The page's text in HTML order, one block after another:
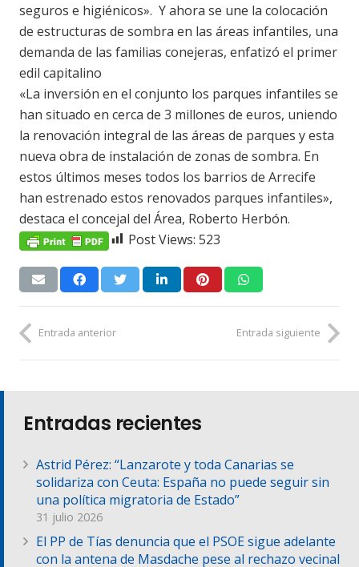
seguros e higiénicos». Y ahora se une la colocación
de estructuras de sombra en las áreas infantiles, una
demanda de las familias conejeras, enfatizó el primer
edil capitalino
«La inversión en el conjunto los parques infantiles se
han situado en cerca de 3 millones de euros, uniendo
la renovación integral de las áreas de parques y esta
nueva obra de instalación de zonas de sombra. En
estos últimos meses todos los barrios de Arrecife
han estrenado estos renovados parques infantiles»,
destaca el concejal del Área, Roberto Herbón.
Post Views: 523
Entrada anterior Entrada siguiente
Entradas recientes
Astrid Pérez: “Lanzarote y toda Canarias se
solidariza con Ceuta: España no puede seguir sin
una política migratoria de Estado”
31 julio 2026
El PP de Tías denuncia que el PSOE sigue adelante
con la antena de Masdache pese al rechazo vecinal